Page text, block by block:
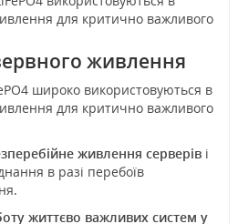
живлення
широко використовуються в
для критично важливого
живлення серверів і
в разі перебоїв
життєво важливих систем у